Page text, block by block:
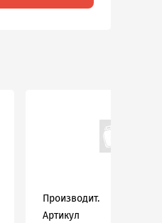
Производит.
Артикул